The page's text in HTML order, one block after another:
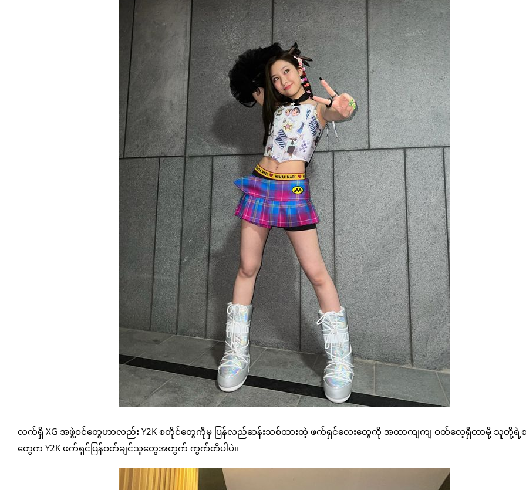
လက်ရှိ XG အဖွဲ့ဝင်တွေဟာလည်း Y2K စတိုင်တွေကိုမှ ပြန်လည်ဆန်းသစ်ထားတဲ့ ဖက်ရှင်လေးတွေကို အထာကျကျ ဝတ်လေ့ရှိတာမို့ သူတို့ရဲ့
တွေက Y2K ဖက်ရှင်ပြန်ဝတ်ချင်သူတွေအတွက် ကွက်တိပါပဲ။